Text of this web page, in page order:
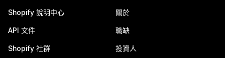
Shopify 說明中心
API 文件
Shopify 社群
關於
職缺
投資人